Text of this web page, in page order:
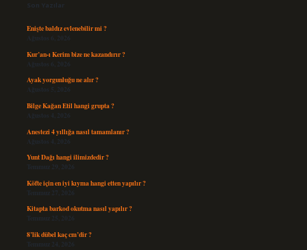
Son Yazılar
Enişte baldız evlenebilir mi ?
Ağustos 6, 2026
Kur’an-ı Kerim bize ne kazandırır ?
Ağustos 6, 2026
Ayak yorgunluğu ne alır ?
Ağustos 5, 2026
Bilge Kağan Etil hangi grupta ?
Ağustos 4, 2026
Anestezi 4 yıllığa nasıl tamamlanır ?
Ağustos 4, 2026
Yunt Dağı hangi ilimizdedir ?
Temmuz 29, 2026
Köfte için en iyi kıyma hangi etten yapılır ?
Temmuz 27, 2026
Kitapta barkod okutma nasıl yapılır ?
Temmuz 25, 2026
8’lik dübel kaç cm’dir ?
Temmuz 24, 2026